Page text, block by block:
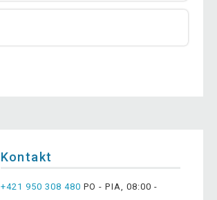
Kontakt
+421 950 308 480 PO - PIA, 08:00 -